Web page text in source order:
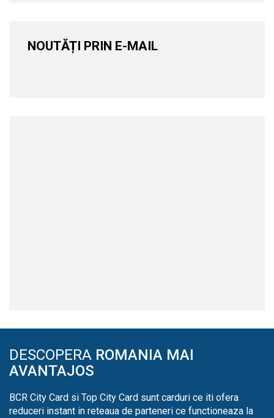
NOUTĂȚI PRIN E-MAIL
DESCOPERA ROMANIA MAI
AVANTAJOS
BCR City Card si Top City Card sunt carduri ce iti ofera
reduceri instant in reteaua de parteneri ce functioneaza la